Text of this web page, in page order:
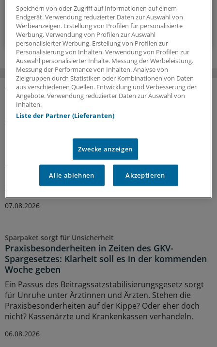
14-tägig, donnerstags
Zum Abonnieren bitte anmelden
MEHR ZUM THEMA
Notfallversorgung
In nur zwölf Stunden waren die 6.000 Fahrdienste
vergeben: Der neu strukturierte ärztliche
Bereitschaftsdienst in Nordrhein wird gut angenommen.
Zuständig sind spezielle Kooperationsmediziner.
07.08.2026
Sparpaket sorgt für Unsicherheit
Praxisbesonderheiten in Zeiten des GKV-
Spargesetzes: Klarheit soll es in der kommenden
Woche geben
Ein Passus des Beitragssatzstabilisierungsgesetz sorgt
für Unruhe unter Ärztinnen und Ärzten. Stehen die
Praxisbesonderheiten auf der Kippe? Oder eher doch
nicht? Kassenärzte und Krankenkassen verhandeln.
06.08.2026
Speichern von oder Zugriff auf Informationen auf einem
Endgerät. Verwendung reduzierter Daten zur Auswahl von
Werbeanzeigen. Erstellung von Profilen für personalisierte
Werbung. Verwendung von Profilen zur Auswahl
personalisierter Werbung. Erstellung von Profilen zur
Personalisierung von Inhalten. Verwendung von Profilen zur
Auswahl personalisierter Inhalte. Messung der Werbeleistung.
Messung der Performance von Inhalten. Analyse von
Zielgruppen durch Statistiken oder Kombinationen von Daten
aus verschiedenen Quellen. Entwicklung und Verbesserung der
Angebote. Verwendung reduzierter Daten zur Auswahl von
Inhalten.
Liste der Partner (Lieferanten)
Zwecke anzeigen
Alle ablehnen Akzeptieren